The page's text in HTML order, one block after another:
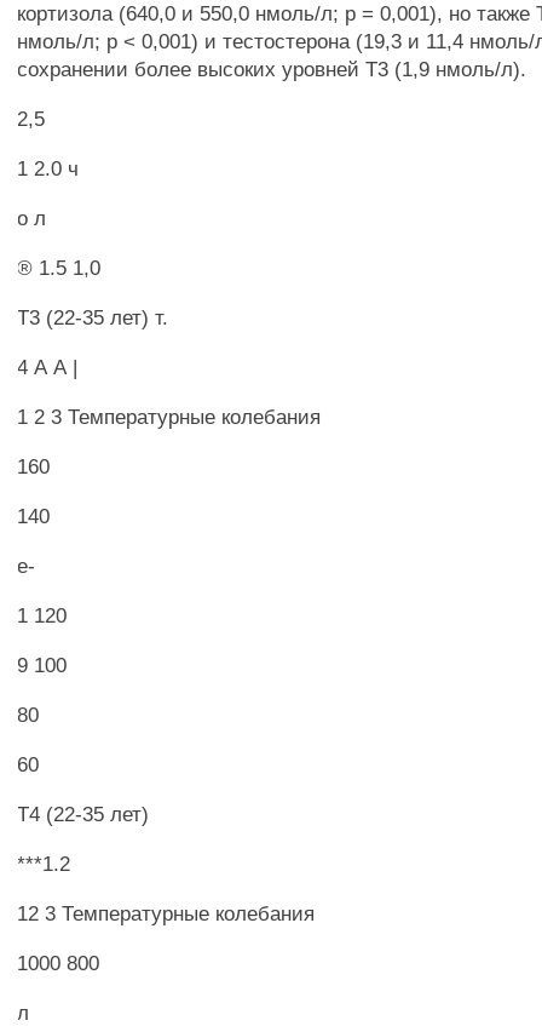
кортизола (640,0 и 550,0 нмоль/л; р = 0,001), но также
нмоль/л; р < 0,001) и тестостерона (19,3 и 11,4
сохранении более высоких уровней Т3 (1,9 нмоль/л).
2,5
1 2.0 ч
о л
® 1.5 1,0
Т3 (22-35 лет) т.
4 А А |
1 2 3 Температурные колебания
160
140
е-
1 120
9 100
80
60
Т4 (22-35 лет)
***1.2
12 3 Температурные колебания
1000 800
л